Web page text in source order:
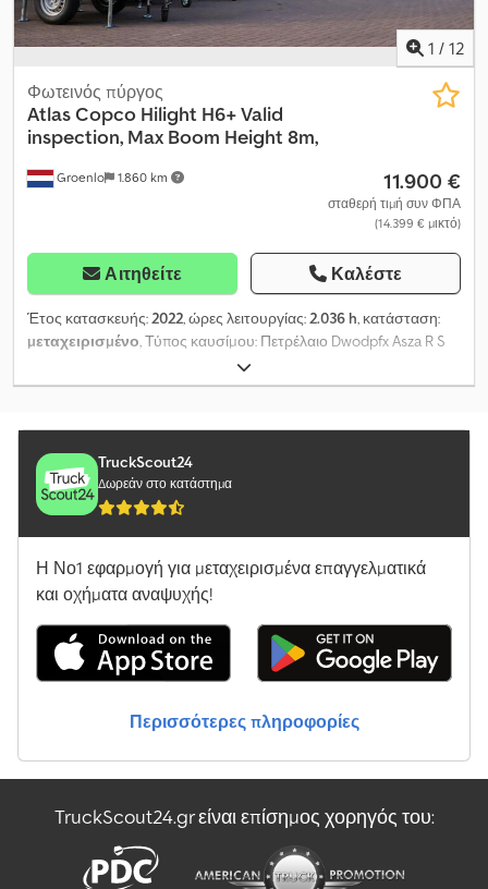
1 / 12
Groenlo 1.860 km
Φωτεινός πύργος
Atlas Copco Hilight H6+ Valid
inspection, Max Boom Height 8m,
11.900 €
σταθερή τιμή συν ΦΠΑ
(14.399 € μικτό)
Αιτηθείτε Καλέστε
Έτος κατασκευής:2022, ώρες λειτουργίας:2.036 h, κατάσταση:
μεταχειρισμένο, Τύπος καυσίμου: Πετρέλαιο Dwodpfx Asza R S
TruckScout24
Δωρεάν στο κατάστημα
Η Νο1 εφαρμογή για μεταχειρισμένα επαγγελματικά
και οχήματα αναψυχής!
Περισσότερες πληροφορίες
TruckScout24.gr είναι επίσημος χορηγός του: